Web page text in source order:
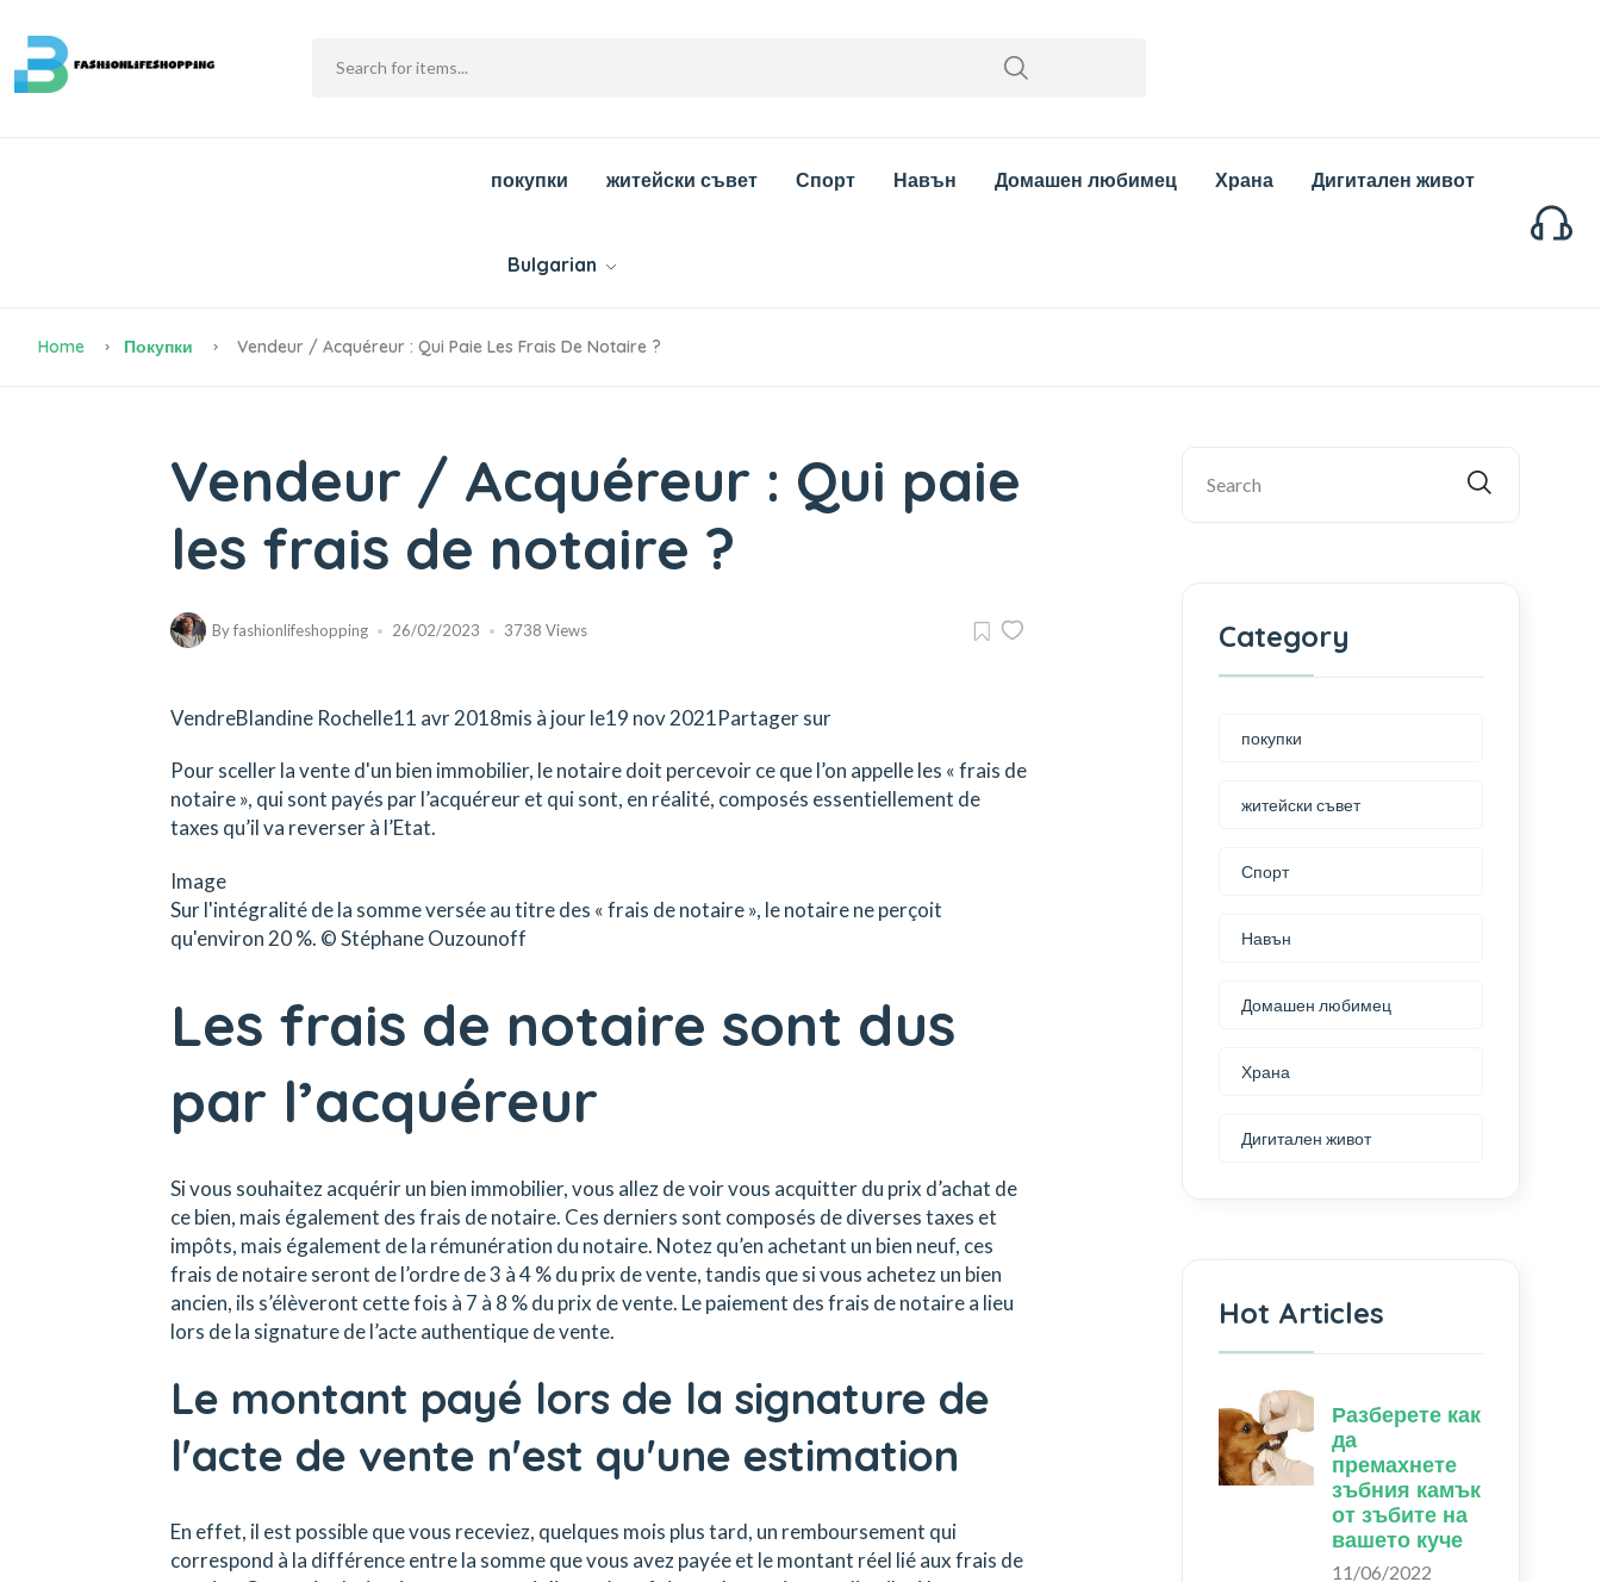
покупки житейски съвет Спорт Навън Домашен любимец Храна Дигитален живот
Bulgarian
Home Покупки Vendeur / Acquéreur : Qui Paie Les Frais De Notaire ?
Vendeur / Acquéreur : Qui paie
les frais de notaire ?
Byfashionlifeshopping 26/02/2023 3738 Views
VendreBlandine Rochelle11 avr 2018mis à jour le19 nov 2021Partager sur
Pour sceller la vente d'un bien immobilier, le notaire doit percevoir ce que l’on appelle les « frais de
notaire », qui sont payés par l’acquéreur et qui sont, en réalité, composés essentiellement de
taxes qu’il va reverser à l’Etat.
Image
Sur l'intégralité de la somme versée au titre des « frais de notaire », le notaire ne perçoit
qu'environ 20 %. © Stéphane Ouzounoff
Les frais de notaire sont dus
par l’acquéreur
Si vous souhaitez acquérir un bien immobilier, vous allez de voir vous acquitter du prix d’achat de
ce bien, mais également des frais de notaire. Ces derniers sont composés de diverses taxes et
impôts, mais également de la rémunération du notaire. Notez qu’en achetant un bien neuf, ces
frais de notaire seront de l’ordre de 3 à 4 % du prix de vente, tandis que si vous achetez un bien
ancien, ils s’élèveront cette fois à 7 à 8 % du prix de vente. Le paiement des frais de notaire a lieu
lors de la signature de l’acte authentique de vente.
Le montant payé lors de la signature de
l'acte de vente n'est qu'une estimation
En effet, il est possible que vous receviez, quelques mois plus tard, un remboursement qui
correspond à la différence entre la somme que vous avez payée et le montant réel lié aux frais de
Category
покупки
житейски съвет
Спорт
Навън
Домашен любимец
Храна
Дигитален живот
Hot Articles
Разберете как
да
премахнете
зъбния камък
от зъбите на
вашето куче
11/06/2022